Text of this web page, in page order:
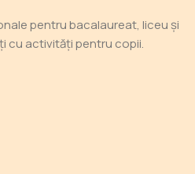
pentru bacalaureat, liceu și
cu activități pentru copii.